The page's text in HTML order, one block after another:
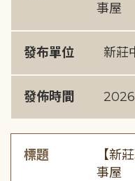
事屋
發布單位 新莊
發佈時間
標題
【新
事屋